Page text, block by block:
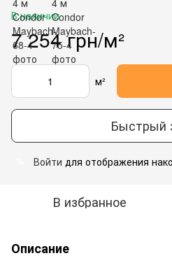
В наличии
7 254 грн/м²
м²
Быстрый
Войти для отображения
В избранное
Описание